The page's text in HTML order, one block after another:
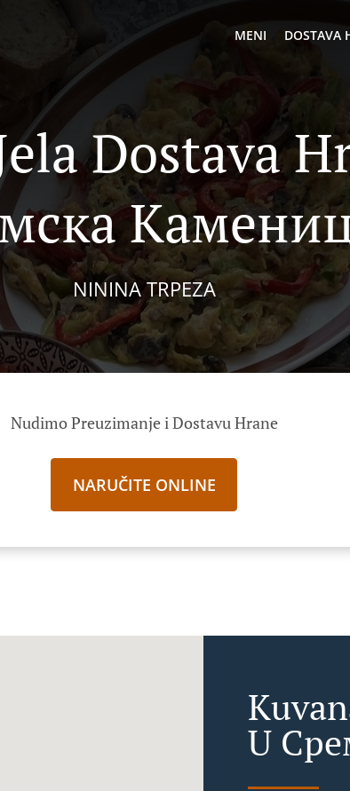
MENI DOSTAVA
Dostava
NININA TRPEZA
Nudimo Preuzimanje i Dostavu Hrane
NARUČITE ONLINE
U